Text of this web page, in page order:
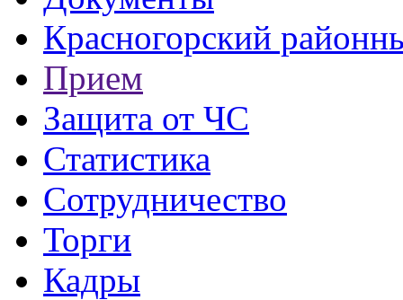
Красногорский
Прием
Защита от ЧС
Статистика
Сотрудничество
Торги
Кадры